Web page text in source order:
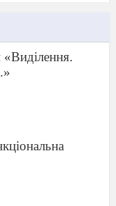
«Виділення.